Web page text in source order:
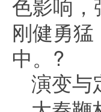
刚健勇
中。?
演变与